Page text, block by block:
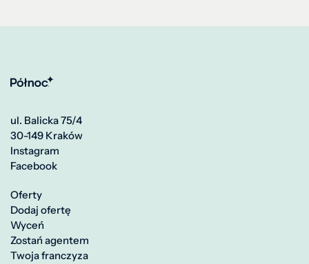
ul. Balicka 75/4
30-149 Kraków
Instagram
Facebook
Oferty
Dodaj ofertę
Wyceń
Zostań agentem
Twoja franczyza